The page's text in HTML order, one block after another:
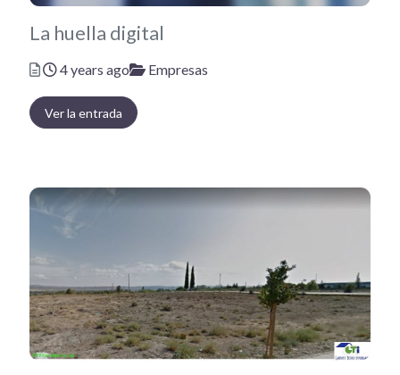
La huella digital
Posted
4 years ago Categories
Empresas
Ver la entrada